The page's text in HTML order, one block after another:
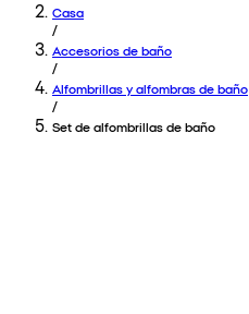
Casa
/
Accesorios de baño
/
Alfombrillas y alfombras de baño
/
Set de alfombrillas de baño